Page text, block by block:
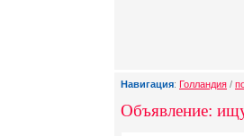
Навигация: Голландия /
Объявление: